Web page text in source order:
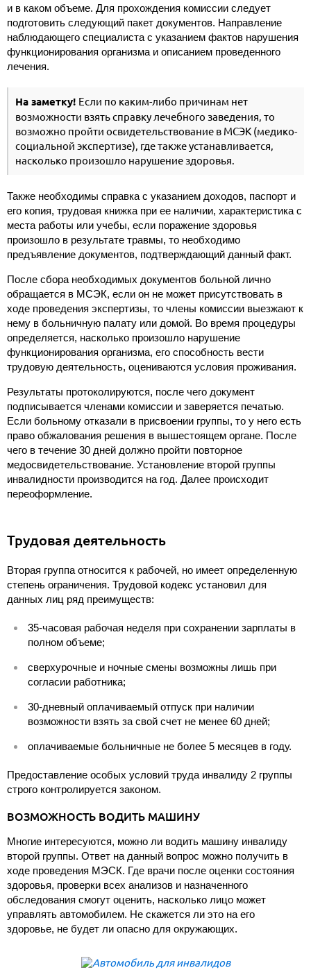
и в каком объеме. Для прохождения комиссии следует
подготовить следующий пакет документов. Направление
наблюдающего специалиста с указанием фактов нарушения
функционирования организма и описанием проведенного
лечения.
На заметку! Если по каким-либо причинам нет
возможности взять справку лечебного заведения, то
возможно пройти освидетельствование в МСЭК (медико-
социальной экспертизе), где также устанавливается,
насколько произошло нарушение здоровья.
Также необходимы справка с указанием доходов, паспорт и
его копия, трудовая книжка при ее наличии, характеристика с
места работы или учебы, если поражение здоровья
произошло в результате травмы, то необходимо
предъявление документов, подтверждающий данный факт.
После сбора необходимых документов больной лично
обращается в МСЭК, если он не может присутствовать в
ходе проведения экспертизы, то члены комиссии выезжают к
нему в больничную палату или домой. Во время процедуры
определяется, насколько произошло нарушение
функционирования организма, его способность вести
трудовую деятельность, оцениваются условия проживания.
Результаты протоколируются, после чего документ
подписывается членами комиссии и заверяется печатью.
Если больному отказали в присвоении группы, то у него есть
право обжалования решения в вышестоящем органе. После
чего в течение 30 дней должно пройти повторное
медосвидетельствование. Установление второй группы
инвалидности производится на год. Далее происходит
переоформление.
Трудовая деятельность
Вторая группа относится к рабочей, но имеет определенную
степень ограничения. Трудовой кодекс установил для
данных лиц ряд преимуществ:
35-часовая рабочая неделя при сохранении зарплаты в
полном объеме;
сверхурочные и ночные смены возможны лишь при
согласии работника;
30-дневный оплачиваемый отпуск при наличии
возможности взять за свой счет не менее 60 дней;
оплачиваемые больничные не более 5 месяцев в году.
Предоставление особых условий труда инвалиду 2 группы
строго контролируется законом.
ВОЗМОЖНОСТЬ ВОДИТЬ МАШИНУ
Многие интересуются, можно ли водить машину инвалиду
второй группы. Ответ на данный вопрос можно получить в
ходе проведения МЭСК. Где врачи после оценки состояния
здоровья, проверки всех анализов и назначенного
обследования смогут оценить, насколько лицо может
управлять автомобилем. Не скажется ли это на его
здоровье, не будет ли опасно для окружающих.